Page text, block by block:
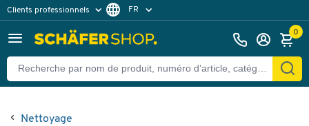
Clients professionnels
Clients particuliers
FR
0
Nettoyage